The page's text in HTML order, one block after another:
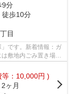
9分
徒歩10分
目
です。新着情報：ガ
敷地内ごみ置き場・
等：10,000円 )
2ヶ月